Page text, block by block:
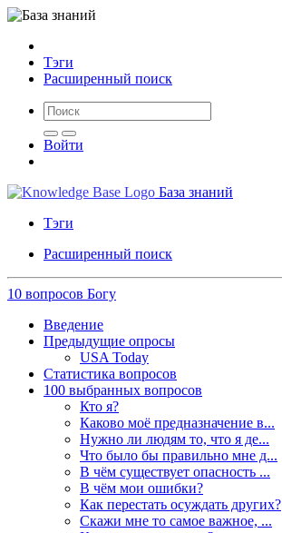
Тэги
Расширенный поиск
Войти
База знаний
Тэги
Расширенный поиск
10 вопросов Богу
Введение
Предыдущие опросы
USA Today
Статистика вопросов
100 выбранных вопросов
Кто я?
Каково моё предназначение в...
Нужно ли людям то, что я де...
Что было бы правильно мне д...
В чём существует опасность ...
В чём мои ошибки?
Как перестать осуждать других?
Скажи мне то самое важное, ...